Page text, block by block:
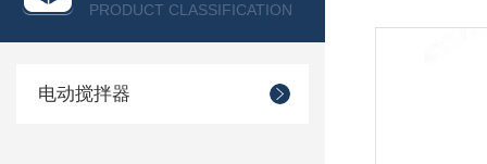
PRODUCT CLASSIFICATION
电动搅拌器